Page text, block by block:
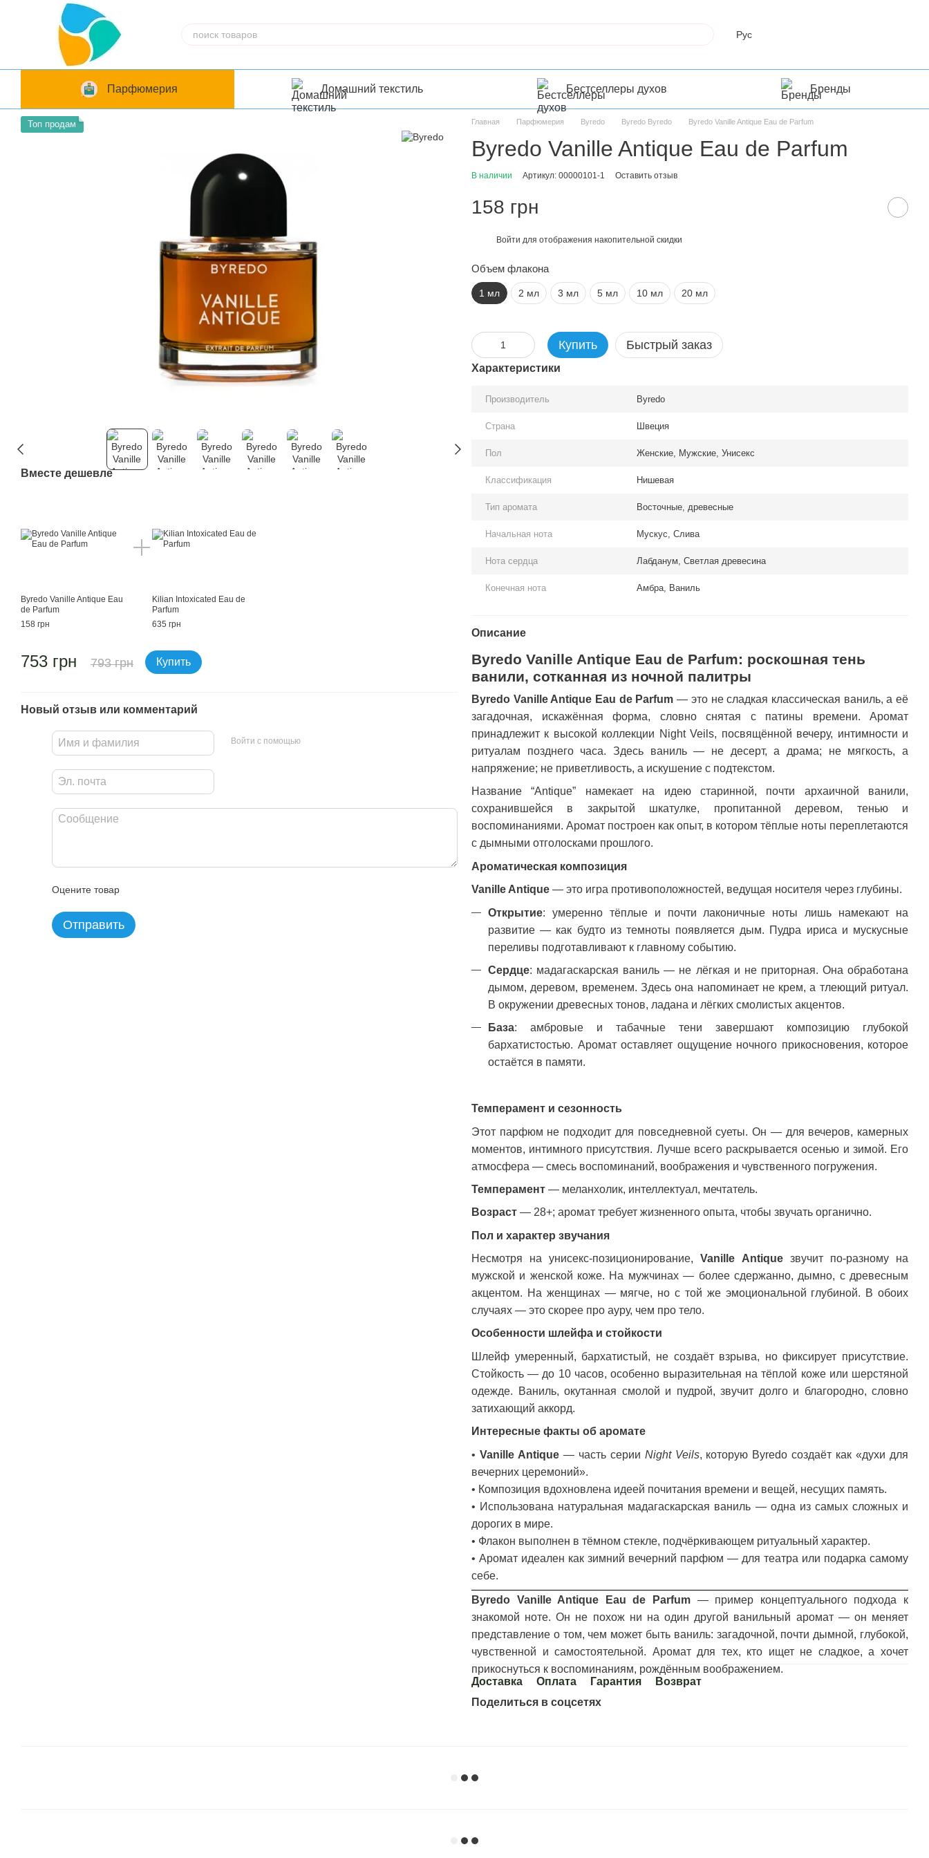
Перейти к основному контенту
Рус
Парфюмерия Домашний текстиль Бестселлеры духов Бренды
Топ продам
Вместе дешевле
Byredo Vanille Antique Eau
de Parfum
158 грн
Kilian Intoxicated Eau de
Parfum
635 грн
753 грн 793 грн Купить
Новый отзыв или комментарий
Войти с помощью
Оцените товар
Отправить
Главная Парфюмерия Byredo Byredo Byredo Byredo Vanille Antique Eau de Parfum
Byredo Vanille Antique Eau de Parfum
В наличии Артикул: 00000101-1 Оставить отзыв
158 грн
Войти для отображения накопительной скидки
Объем флакона
1 мл 2 мл 3 мл 5 мл 10 мл 20 мл
Купить Быстрый заказ
Характеристики
Производитель Byredo
Страна Швеция
Пол Женские, Мужские, Унисекс
Классификация Нишевая
Тип аромата Восточные, древесные
Начальная нота Мускус, Слива
Нота сердца Лабданум, Светлая древесина
Конечная нота Амбра, Ваниль
Описание
Byredo Vanille Antique Eau de Parfum: роскошная тень
ванили, сотканная из ночной палитры
Byredo Vanille Antique Eau de Parfum — это не сладкая классическая ваниль, а её
загадочная, искажённая форма, словно снятая с патины времени. Аромат
принадлежит к высокой коллекции Night Veils, посвящённой вечеру, интимности и
ритуалам позднего часа. Здесь ваниль — не десерт, а драма; не мягкость, а
напряжение; не приветливость, а искушение с подтекстом.
Название “Antique” намекает на идею старинной, почти архаичной ванили,
сохранившейся в закрытой шкатулке, пропитанной деревом, тенью и
воспоминаниями. Аромат построен как опыт, в котором тёплые ноты переплетаются
с дымными отголосками прошлого.
Ароматическая композиция
Vanille Antique — это игра противоположностей, ведущая носителя через глубины.
Открытие: умеренно тёплые и почти лаконичные ноты лишь намекают на
развитие — как будто из темноты появляется дым. Пудра ириса и мускусные
переливы подготавливают к главному событию.
Сердце: мадагаскарская ваниль — не лёгкая и не приторная. Она обработана
дымом, деревом, временем. Здесь она напоминает не крем, а тлеющий ритуал.
В окружении древесных тонов, ладана и лёгких смолистых акцентов.
База: амбровые и табачные тени завершают композицию глубокой
бархатистостью. Аромат оставляет ощущение ночного прикосновения, которое
остаётся в памяти.
Темперамент и сезонность
Этот парфюм не подходит для повседневной суеты. Он — для вечеров, камерных
моментов, интимного присутствия. Лучше всего раскрывается осенью и зимой. Его
атмосфера — смесь воспоминаний, воображения и чувственного погружения.
Темперамент — меланхолик, интеллектуал, мечтатель.
Возраст — 28+; аромат требует жизненного опыта, чтобы звучать органично.
Пол и характер звучания
Несмотря на унисекс-позиционирование,Vanille Antiqueзвучит по-разному на
мужской и женской коже. На мужчинах — более сдержанно, дымно, с древесным
акцентом. На женщинах — мягче, но с той же эмоциональной глубиной. В обоих
случаях — это скорее про ауру, чем про тело.
Особенности шлейфа и стойкости
Шлейф умеренный, бархатистый, не создаёт взрыва, но фиксирует присутствие.
Стойкость — до 10 часов, особенно выразительная на тёплой коже или шерстяной
одежде. Ваниль, окутанная смолой и пудрой, звучит долго и благородно, словно
затихающий аккорд.
Интересные факты об аромате
• Vanille Antique— часть серии Night Veils, которую Byredo создаёт как «духи для
вечерних церемоний».
• Композиция вдохновлена идеей почитания времени и вещей, несущих память.
• Использована натуральная мадагаскарская ваниль — одна из самых сложных и
дорогих в мире.
• Флакон выполнен в тёмном стекле, подчёркивающем ритуальный характер.
• Аромат идеален как зимний вечерний парфюм — для театра или подарка самому
себе.
Byredo Vanille Antique Eau de Parfum — пример концептуального подхода к
знакомой ноте. Он не похож ни на один другой ванильный аромат — он меняет
представление о том, чем может быть ваниль: загадочной, почти дымной, глубокой,
чувственной и самостоятельной. Аромат для тех, кто ищет не сладкое, а хочет
прикоснуться к воспоминаниям, рождённым воображением.
Доставка
Оплата Гарантия
Возврат
Поделиться в соцсетях